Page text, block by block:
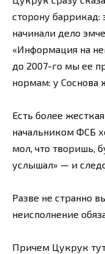
сторону баррикад:
начинали дело
«Информация на
до 2007-го мы ее
нормам: у Соснова
Есть более
начальником ФСБ
мол, что творишь,
услышал» — и
Разве не странно
неисполнение
Причем Цукрук